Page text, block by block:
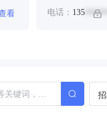
看 电话： 135